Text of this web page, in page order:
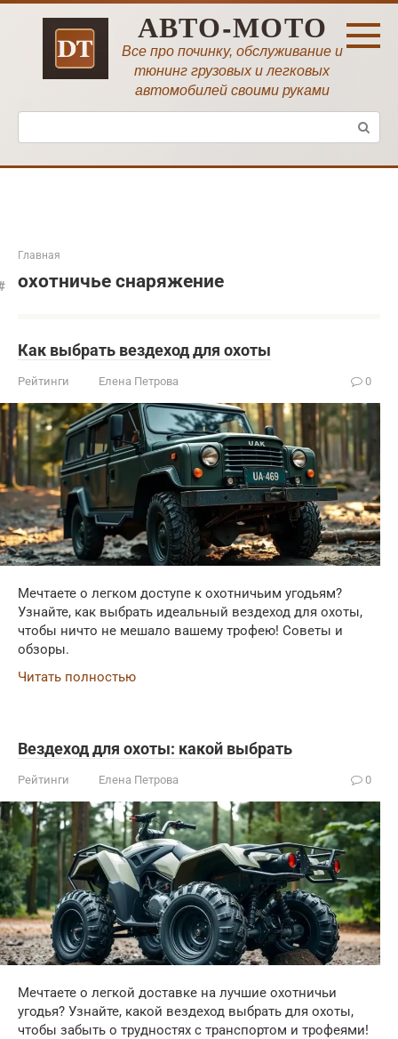
Перейти
АВТО-МОТО
Все про починку, обслуживание и
тюнинг грузовых и легковых
автомобилей своими руками
Поиск:
Главная
охотничье снаряжение
Как выбрать вездеход для охоты
Рейтинги Елена Петрова 0
Мечтаете о легком доступе к охотничьим угодьям?
Узнайте, как выбрать идеальный вездеход для охоты,
чтобы ничто не мешало вашему трофею! Советы и
обзоры.
Читать полностью
Вездеход для охоты: какой выбрать
Рейтинги Елена Петрова 0
Мечтаете о легкой доставке на лучшие охотничьи
угодья? Узнайте, какой вездеход выбрать для охоты,
чтобы забыть о трудностях с транспортом и трофеями!